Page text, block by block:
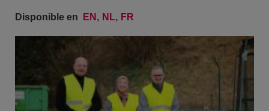
Disponible en EN NL FR